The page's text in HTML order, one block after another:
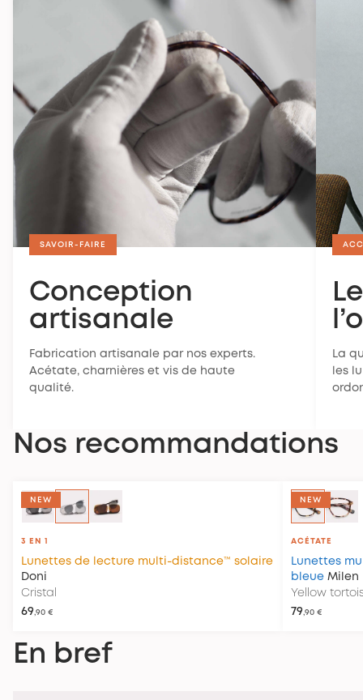
SAVOIR-FAIRE
Conception
artisanale
Fabrication artisanale par nos experts.
Acétate, charnières et vis de haute
qualité.
La
les
Nos recommandations
NEW
3 EN 1
Lunettes de lecture multi-distance™ solaire
Doni
Cristal
69,90 €
NEW
ACÉTATE
Lunettes
bleue Milen
Yellow
79,90 €
En bref